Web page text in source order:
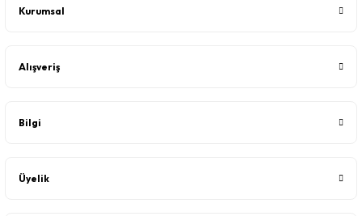
Kurumsal
Alışveriş
Bilgi
Üyelik